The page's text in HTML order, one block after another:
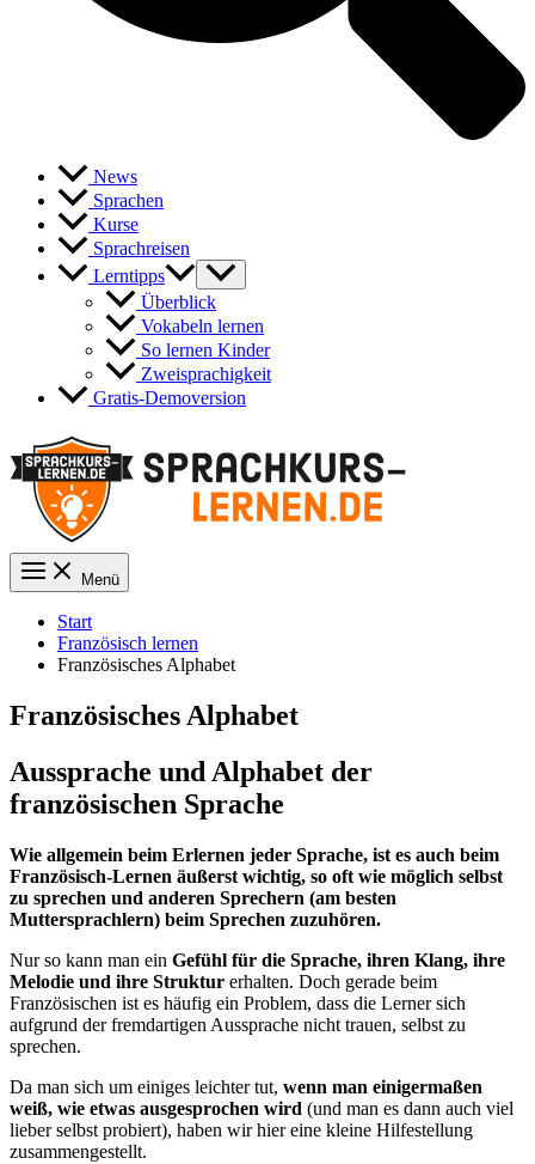
News
Sprachen
Kurse
Sprachreisen
Lerntipps
Überblick
Vokabeln lernen
So lernen Kinder
Zweisprachigkeit
Gratis-Demoversion
Menü
Start
Französisch lernen
Französisches Alphabet
Französisches Alphabet
Aussprache und Alphabet der
französischen Sprache
Wie allgemein beim Erlernen jeder Sprache, ist es auch beim
Französisch-Lernen äußerst wichtig, so oft wie möglich selbst
zu sprechen und anderen Sprechern (am besten
Muttersprachlern) beim Sprechen zuzuhören.
Nur so kann man ein Gefühl für die Sprache, ihren Klang, ihre
Melodie und ihre Struktur erhalten. Doch gerade beim
Französischen ist es häufig ein Problem, dass die Lerner sich
aufgrund der fremdartigen Aussprache nicht trauen, selbst zu
sprechen.
Da man sich um einiges leichter tut, wenn man einigermaßen
weiß, wie etwas ausgesprochen wird (und man es dann auch viel
lieber selbst probiert), haben wir hier eine kleine Hilfestellung
zusammengestellt.